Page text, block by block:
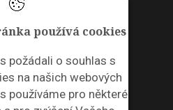
používá cookies
požádali o souhlas s
na našich webových
používáme pro některé
Akce
PLASTY